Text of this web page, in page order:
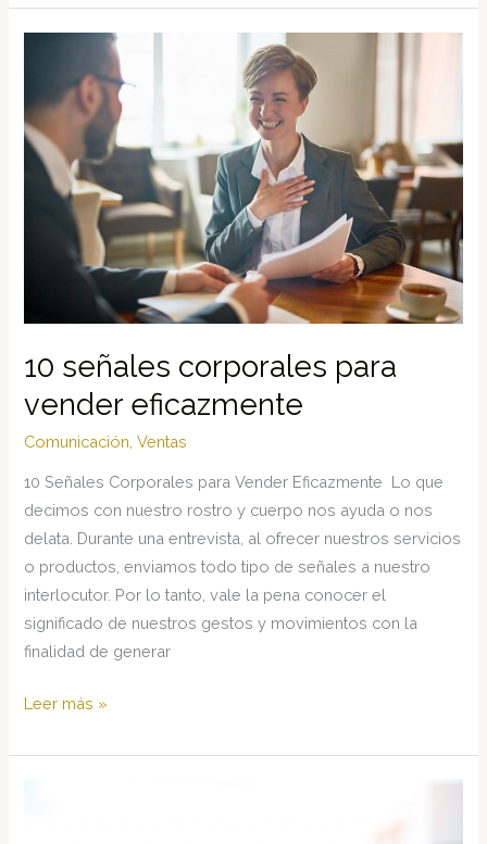
Analízalo
10 señales corporales para
vender eficazmente
Comunicación ,Ventas
10 Señales Corporales para Vender Eficazmente Lo que
decimos con nuestro rostro y cuerpo nos ayuda o nos
delata. Durante una entrevista, al ofrecer nuestros servicios
o productos, enviamos todo tipo de señales a nuestro
interlocutor. Por lo tanto, vale la pena conocer el
significado de nuestros gestos y movimientos con la
finalidad de generar
10
corporales
Leer más »